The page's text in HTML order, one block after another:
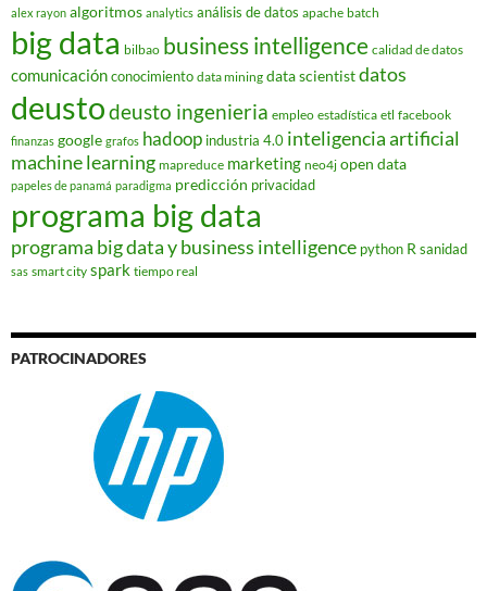
alex rayon algoritmos analytics análisis de datos apache batch
big data bilbao business intelligence calidad de datos
comunicaciónconocimiento data mining data scientistdatos
deustodeusto ingenieria empleo estadística etl facebook
finanzas google grafos hadoop industria 4.0 inteligencia artificial
machine learning mapreduce marketing neo4j open data
papeles de panamá paradigma predicción privacidad
programa big data
programa big data y business intelligence python R sanidad
sas smart city spark tiempo real
PATROCINADORES